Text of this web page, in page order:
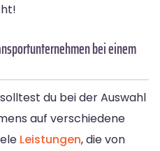
bei einem
du bei der Auswahl
auf verschiedene
Leistungen, die von